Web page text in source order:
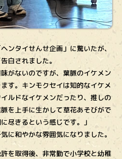
ンタイせんせ企画」に驚いたが、
白されました。
がないのですが、葉脈のイケメン
す。キンモクセイは知的なイケメ
ルドなイケメンだったり、推しの
を上手に生かして草花あそびがで
尽きるという感じです。」
に和やかな雰囲気になりました。
を取得後、非常勤で小学校と幼稚